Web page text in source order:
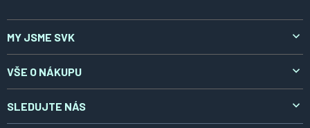
MY JSME SVK
O nás
Aktuality
Kontakty
VŠE O NÁKUPU
Doprava a platba
Reklamace a vrácení
SLEDUJTE NÁS